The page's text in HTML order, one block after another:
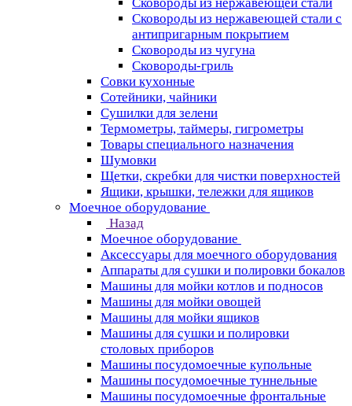
Сковороды из нержавеющей стали с
антипригарным покрытием
Сковороды из чугуна
Сковороды-гриль
Совки кухонные
Сотейники, чайники
Сушилки для зелени
Термометры, таймеры, гигрометры
Товары специального назначения
Шумовки
Щетки, скребки для чистки поверхностей
Ящики, крышки, тележки для ящиков
Моечное оборудование
Назад
Моечное оборудование
Аксессуары для моечного оборудования
Аппараты для сушки и полировки бокалов
Машины для мойки котлов и подносов
Машины для мойки овощей
Машины для мойки ящиков
Машины для сушки и полировки
столовых приборов
Машины посудомоечные купольные
Машины посудомоечные туннельные
Машины посудомоечные фронтальные